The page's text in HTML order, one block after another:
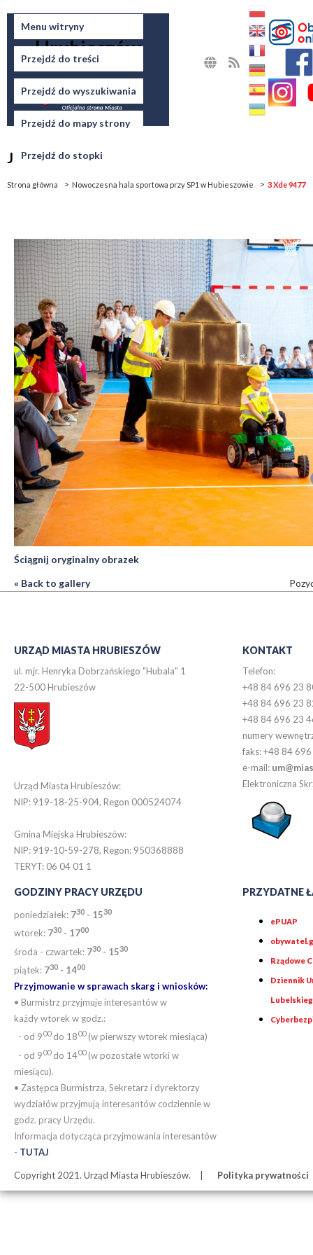
Menu witryny
Przejdź do treści
Przejdź do wyszukiwania
Przejdź do mapy strony
Przejdź do stopki
Miasto
Hrubieszów
Jesteś tutaj
Strona główna Nowoczesna hala sportowa przy SP1 w Hubieszowie 3 Xde 9477
Ściągnij oryginalny obrazek
« Back to gallery
URZĄD MIASTA HRUBIESZÓW
ul. mjr. Henryka Dobrzańskiego "Hubala" 1
22-500 Hrubieszów
Urząd Miasta Hrubieszów:
NIP: 919-18-25-904, Regon 000524074
Gmina Miejska Hrubieszów:
NIP: 919-10-59-278, Regon: 950368888
TERYT: 06 04 01 1
KONTAKT
Telefon:
+48 84 696 23
+48 84 696 23
+48 84 696 23
numery
faks: +48 84
e-mail:
Elektroniczna
GODZINY PRACY URZĘDU
poniedziałek: 730 - 1530
wtorek: 730 - 1700
środa - czwartek: 730 - 1530
piątek: 730 - 1400
Przyjmowanie w sprawach skarg i wniosków:
• Burmistrz przyjmuje interesantów w
każdy wtorek w godz.:
- od 900do 1800(w pierwszy wtorek miesiąca)
- od 900do 1400(w pozostałe wtorki w
miesiącu).
• Zastępca Burmistrza, Sekretarz i dyrektorzy
wydziałów przyjmują interesantów codziennie w
godz. pracy Urzędu.
Informacja dotycząca przyjmowania interesantów
- TUTAJ
PRZYDATNE
ePUAP
Rządowe
Dziennik
Copyright 2021. Urząd Miasta Hrubieszów. Polityka prywatności